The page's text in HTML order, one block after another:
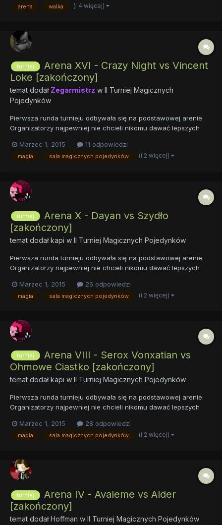
licznych walk ziemią. Arena nie miała dachu, więc prócz...
arena walka (i 4 więcej)
turniej
Arena XVI - Crazy Night vs Vincent
Loke [zakończony]
temat dodał Zegarmistrz w II Turniej Magicznych
Pojedynków
Pierwsza runda turnieju odbywała się na podstawowej arenie.
Organizatorzy najpewniej nie chcieli nikomu dawać lepszych
mur otaczał długi na kilkadziesiąt metrów plac pokryty ubitą od
licznych walk ziemią. Arena nie miała dachu, więc prócz...
Marzec 1, 2015 11 odpowiedzi
magia sala magicznych pojedynków (i 2 więcej)
turniej
Arena X - Dayan vs Szydło
[zakończony]
temat dodałkapi w II Turniej Magicznych Pojedynków
Pierwsza runda turnieju odbywała się na podstawowej arenie.
Organizatorzy najpewniej nie chcieli nikomu dawać lepszych
mur otaczał długi na kilkadziesiąt metrów plac pokryty ubitą od
licznych walk ziemią. Arena nie miała dachu, więc prócz...
Marzec 1, 2015 26 odpowiedzi
magia sala magicznych pojedynków (i 2 więcej)
turniej
Arena VIII - Serox Vonxatian vs
Ohmowe Ciastko [zakończony]
temat dodałkapi w II Turniej Magicznych Pojedynków
Pierwsza runda turnieju odbywała się na podstawowej arenie.
Organizatorzy najpewniej nie chcieli nikomu dawać lepszych
mur otaczał długi na kilkadziesiąt metrów plac pokryty ubitą od
licznych walk ziemią. Arena nie miała dachu, więc prócz...
Marzec 1, 2015 28 odpowiedzi
magia sala magicznych pojedynków (i 2 więcej)
turniej
Arena IV - Avaleme vs Alder
[zakończony]
temat dodałHoffman w II Turniej Magicznych Pojedynków